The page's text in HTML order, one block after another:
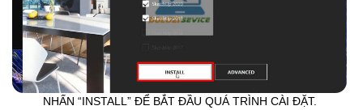
NHẤN “INSTALL” ĐỂ BẮT ĐẦU QUÁ TRÌNH CÀI ĐẶT.